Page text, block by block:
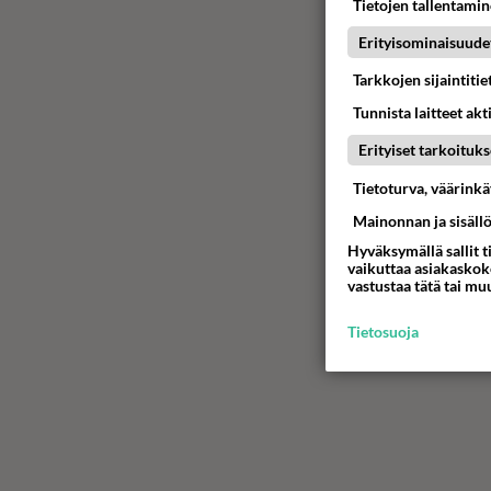
Tietojen
Tarkkojen
Tunnista laitteet
Erityiset
Tietoturva,
Mainonnan ja
Hyväksymällä sallit
vaikuttaa
vastustaa tätä tai
Tietosuoja